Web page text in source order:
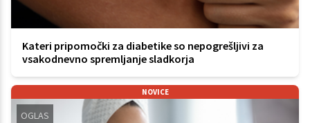
Kateri pripomočki za diabetike so nepogrešljivi za
vsakodnevno spremljanje sladkorja
NOVICE
OGLAS